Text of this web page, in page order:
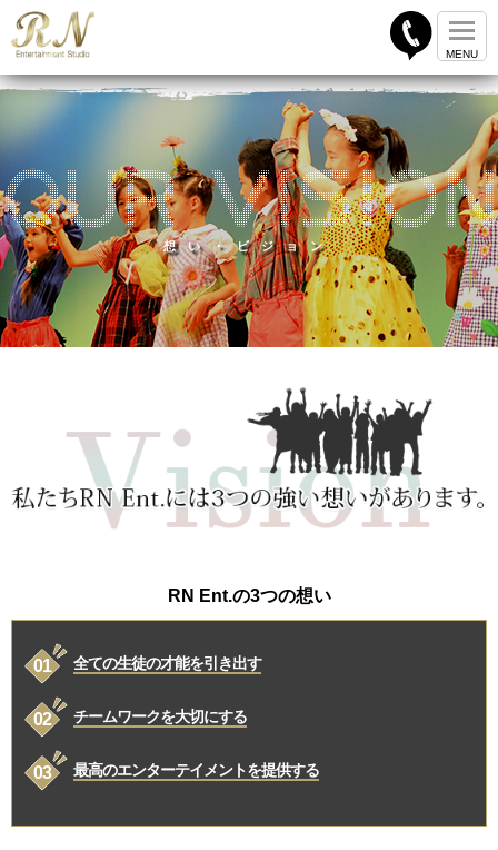
想い・ビジョン
RN Ent.の3つの想い
全ての生徒の才能を引き出す
チームワークを大切にする
最高のエンターテイメントを提供する